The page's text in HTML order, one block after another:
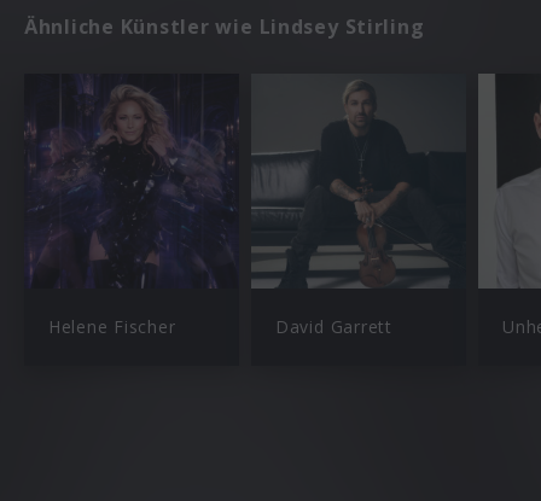
Ähnliche Künstler wie Lindsey Stirling
Helene Fischer David Garrett